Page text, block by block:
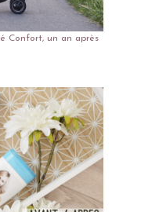
Confort, un an après